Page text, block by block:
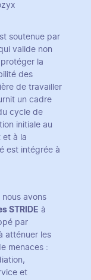
soutenue par
valide non
la
des
de travailler
un cadre
cycle de
initiale au
et à la
est intégrée à
avons
STRIDE à
par
atténuer les
menaces :
et